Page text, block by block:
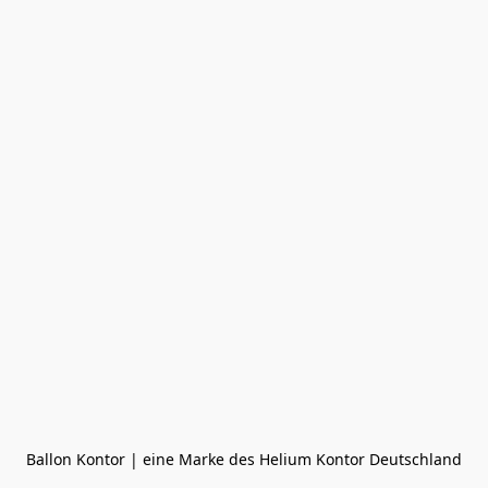
Ballon Kontor | eine Marke des Helium Kontor Deutschland